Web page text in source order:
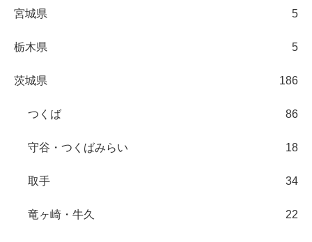
宮城県 5
栃木県 5
茨城県 186
つくば 86
守谷・つくばみらい 18
取手 34
竜ヶ崎・牛久 22